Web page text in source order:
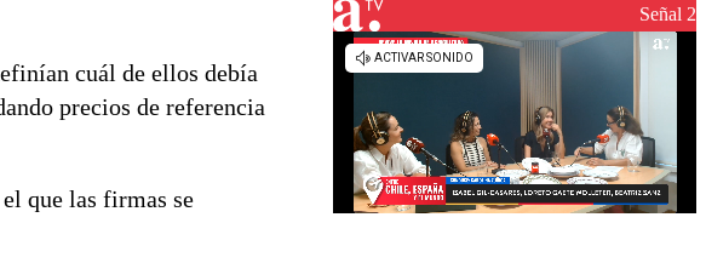
cuál de ellos debía
precios de referencia
que las firmas se
reconstrucciónSeñal 2